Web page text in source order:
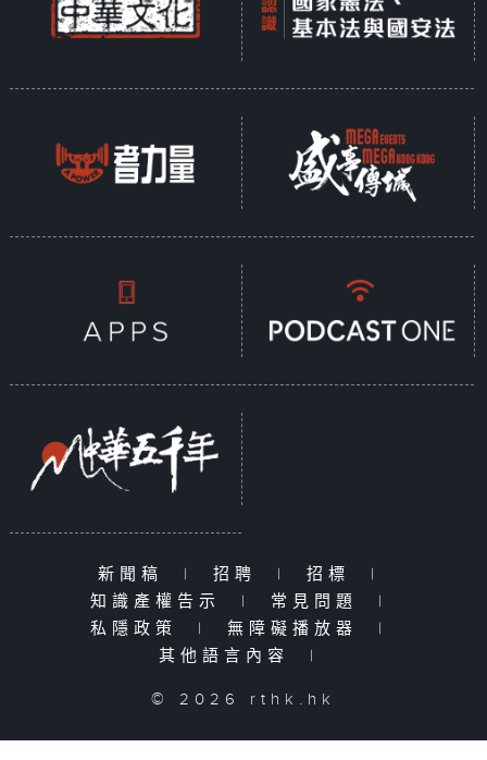
新聞稿 | 招聘 | 招標
|
知識產權告示
| 常見問題
|
私隱政策
| 無障礙播放器
|
其他語言內容
|
© 2026 rthk.hk